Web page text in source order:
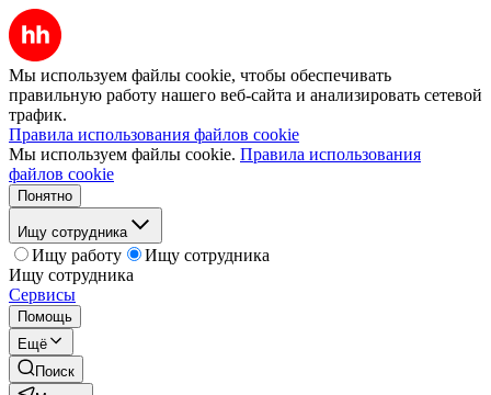
Мы используем файлы cookie, чтобы обеспечивать
правильную работу нашего веб-сайта и анализировать сетевой
трафик.
Правила использования файлов cookie
Мы используем файлы cookie. Правила использования
файлов cookie
Понятно
Ищу сотрудника
Ищу работу
Ищу сотрудника
Ищу сотрудника
Сервисы
Помощь
Ещё
Поиск